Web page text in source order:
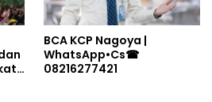
BCA KCP Nagoya |
WhatsApp•Cs☎
08216277421